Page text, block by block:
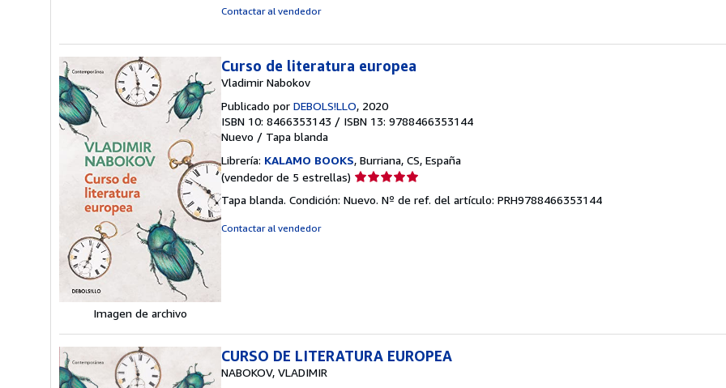
Contactar al vendedor
Imagen de archivo
Curso de literatura europea
Vladimir Nabokov
Publicado por DEBOLS!LLO, 2020
ISBN 10: 8466353143 / ISBN 13: 9788466353144
Nuevo / Tapa blanda
Librería: KALAMO BOOKS, Burriana, CS, España
(vendedor de 5 estrellas) Calificación
vendedor:
Tapa blanda. Condición: Nuevo. Nº de ref. del artículo: PRH9788466353144
Contactar al vendedor
CURSO DE LITERATURA EUROPEA
NABOKOV, VLADIMIR